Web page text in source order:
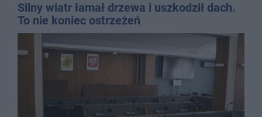
Silny wiatr łamał drzewa i uszkodził dach.
To nie koniec ostrzeżeń